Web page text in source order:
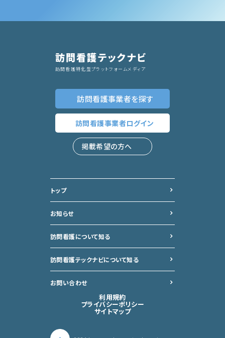
訪問看護テックナビ
訪問看護特化型プラットフォームメディア
訪問看護事業者を探す
訪問看護事業者ログイン
掲載希望の方へ
トップ
お知らせ
訪問看護について知る
訪問看護テックナビについて知る
お問い合わせ
利用規約
プライバシーポリシー
サイトマップ